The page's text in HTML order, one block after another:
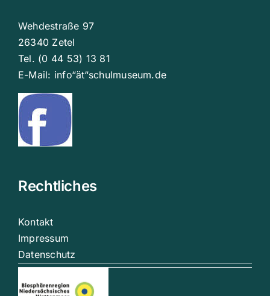
Wehdestraße 97
26340 Zetel
Tel. (0 44 53) 13 81
E-Mail: info“ät“schulmuseum.de
Rechtliches
Kontakt
Impressum
Datenschutz